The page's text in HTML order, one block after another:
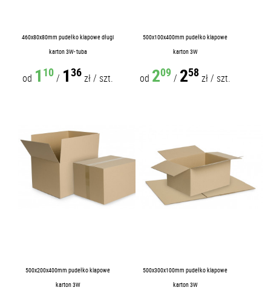
460x80x80mm pudełko klapowe długi
karton 3W- tuba
od 1 10/ 136zł/ szt.
500x100x400mm pudełko klapowe
karton 3W
od 209/ 258zł/ szt.
500x200x400mm pudełko klapowe
karton 3W
500x300x100mm pudełko klapowe
karton 3W